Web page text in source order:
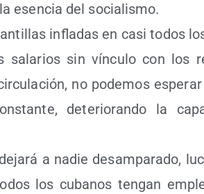
esen­cia del socialismo.
infla­das en casi todos
sala­rios sin víncu­lo con los
no pode­mos
dete­rio­ran­do la
a nadie des­am­pa­ra­do,
los cuba­nos ten­gan